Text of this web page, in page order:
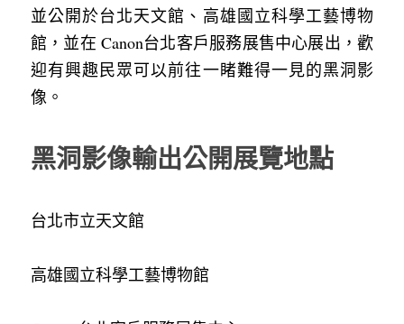
並公開於台北天文館、高雄國立科學工藝博物
館，並在 Canon台北客戶服務展售中心展出，歡
迎有興趣民眾可以前往一睹難得一見的黑洞影
像。
黑洞影像輸出公開展覽地點
台北市立天文館
高雄國立科學工藝博物館